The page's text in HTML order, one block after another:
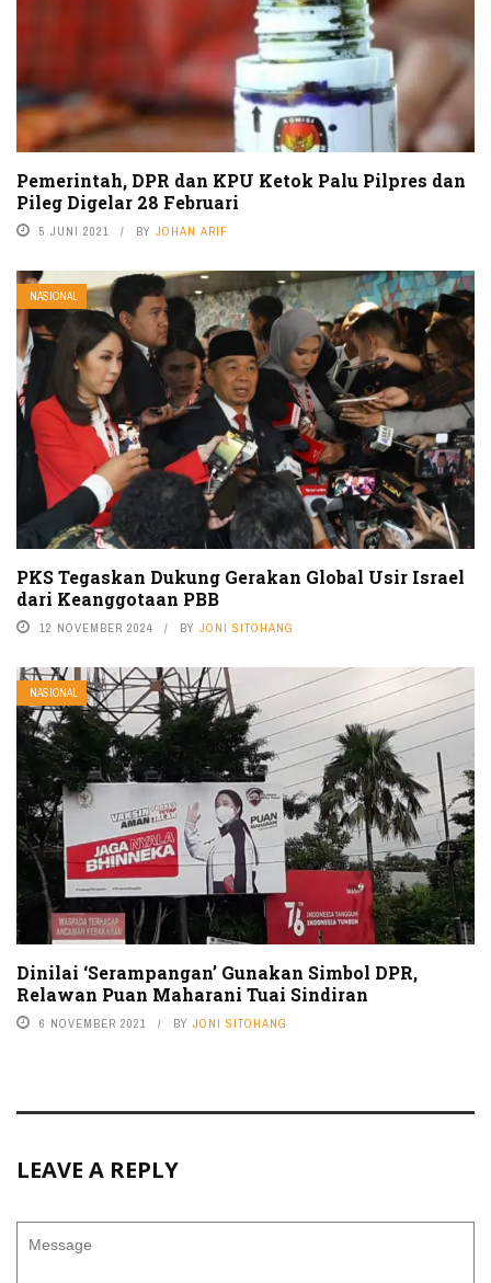
Pemerintah, DPR dan KPU Ketok Palu Pilpres dan
Pileg Digelar 28 Februari
5 JUNI 2021 BY JOHAN ARIF
NASIONAL
PKS Tegaskan Dukung Gerakan Global Usir Israel
dari Keanggotaan PBB
12 NOVEMBER 2024 BY JONI SITOHANG
NASIONAL
Dinilai ‘Serampangan’ Gunakan Simbol DPR,
Relawan Puan Maharani Tuai Sindiran
6 NOVEMBER 2021 BY JONI SITOHANG
LEAVE A REPLY